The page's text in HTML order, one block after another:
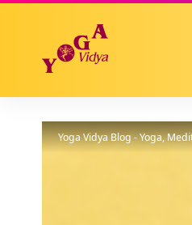
Yoga Vidya Blog - Yoga,